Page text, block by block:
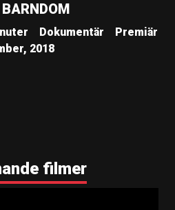
Dokumentär
Premiär
2018
filmer